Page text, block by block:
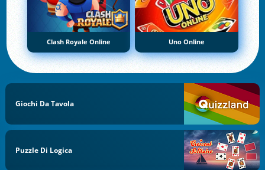
Clash Royale Online Uno Online
Giochi Da Tavola
Puzzle Di Logica